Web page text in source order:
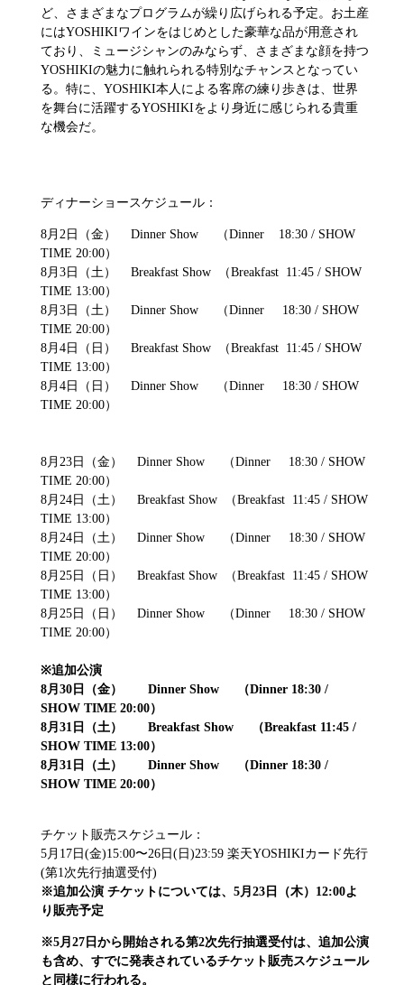
ど、さまざまなプログラムが繰り広げられる予定。お土産
にはYOSHIKIワインをはじめとした豪華な品が用意され
ており、ミュージシャンのみならず、さまざまな顔を持つ
YOSHIKIの魅力に触れられる特別なチャンスとなってい
る。特に、YOSHIKI本人による客席の練り歩きは、世界
を舞台に活躍するYOSHIKIをより身近に感じられる貴重
な機会だ。
ディナーショースケジュール：
8月2日（金） Dinner Show （Dinner 18:30 / SHOW
TIME 20:00）
8月3日（土） Breakfast Show （Breakfast 11:45 / SHOW
TIME 13:00）
8月3日（土） Dinner Show （Dinner 18:30 / SHOW
TIME 20:00）
8月4日（日） Breakfast Show （Breakfast 11:45 / SHOW
TIME 13:00）
8月4日（日） Dinner Show （Dinner 18:30 / SHOW
TIME 20:00）
8月23日（金） Dinner Show （Dinner 18:30 / SHOW
TIME 20:00）
8月24日（土） Breakfast Show （Breakfast 11:45 / SHOW
TIME 13:00）
8月24日（土） Dinner Show （Dinner 18:30 / SHOW
TIME 20:00）
8月25日（日） Breakfast Show （Breakfast 11:45 / SHOW
TIME 13:00）
8月25日（日） Dinner Show （Dinner 18:30 / SHOW
TIME 20:00）
※追加公演
8月30 日（金） Dinner Show （Dinner 18:30 /
SHOW TIME 20:00）
8月31 日（土） Breakfast Show （Breakfast 11:45 /
SHOW TIME 13:00）
8月31 日（土） Dinner Show （Dinner 18:30 /
SHOW TIME 20:00）
チケット販売スケジュール：
5月17日(金)15:00〜26日(日)23:59 楽天YOSHIKIカード先行
(第1次先行抽選受付)
※追加公演 チケットについては、5月23 日（木） 12:00よ
り販売予定
※5月27 日から開始される第2次先行抽選受付は、追加公演
も含め、すでに発表されているチケット販売スケジュール
と同様に行われる。